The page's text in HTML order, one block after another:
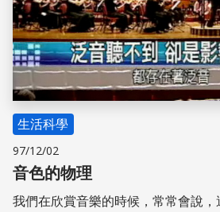
生活科學
97/12/02
音色的物理
我們在欣賞音樂的時候，常常會說，